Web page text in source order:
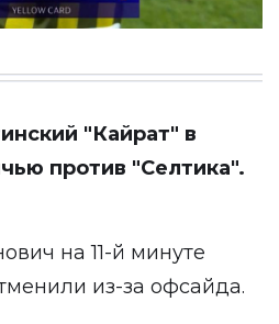
"Кайрат" в
против "Селтика".
на 11-й минуте
из-за офсайда.